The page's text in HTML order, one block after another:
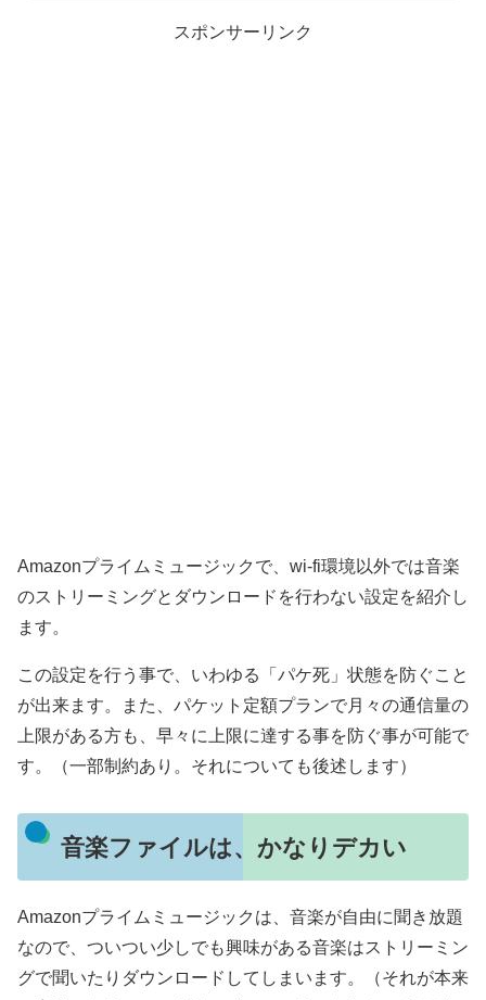
スポンサーリンク
Amazonプライムミュージックで、wi-fi環境以外では音楽
のストリーミングとダウンロードを行わない設定を紹介し
ます。
この設定を行う事で、いわゆる「パケ死」状態を防ぐこと
が出来ます。また、パケット定額プランで月々の通信量の
上限がある方も、早々に上限に達する事を防ぐ事が可能で
す。（一部制約あり。それについても後述します）
音楽ファイルは、かなりデカい
Amazonプライムミュージックは、音楽が自由に聞き放題
なので、ついつい少しでも興味がある音楽はストリーミン
グで聞いたりダウンロードしてしまいます。（それが本来